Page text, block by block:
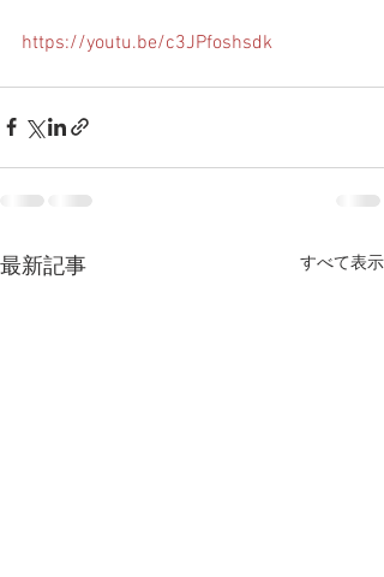
https://youtu.be/c3JPfoshsdk
最新記事 すべて表示